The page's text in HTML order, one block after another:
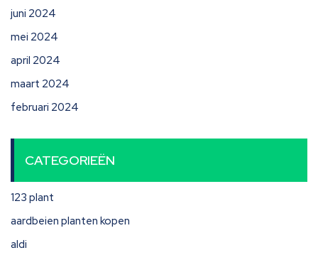
juni 2024
mei 2024
april 2024
maart 2024
februari 2024
CATEGORIEËN
123 plant
aardbeien planten kopen
aldi